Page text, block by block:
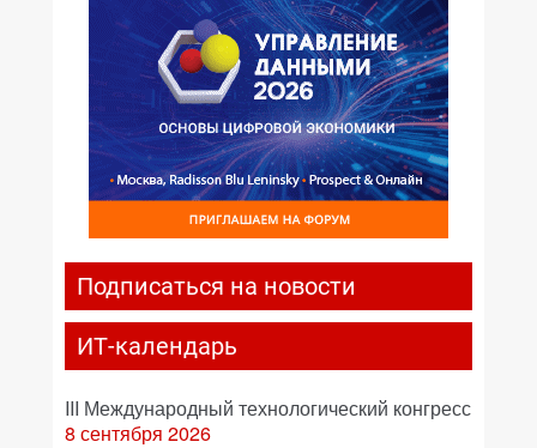
Подписаться на новости
ИТ-календарь
III Международный технологический конгресс
8 сентября 2026